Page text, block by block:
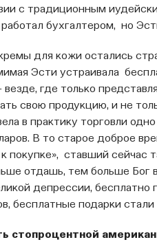
с традиционным
бухгалтером, но
для кожи остались
Эсти устраивала
где только
свою продукцию, и не
в практику торговли
В то старое доброе
покупке», ставший сейчас
отдашь, тем больше Бог
депрессии,
бесплатные подарки
стопроцентной